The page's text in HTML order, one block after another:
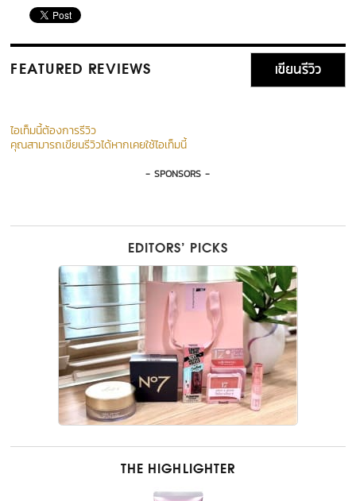
FEATURED REVIEWS เขียนรีวิว
ไอเท็มนี้ต้องการรีวิว
คุณสามารถเขียนรีวิวได้หากเคยใช้ไอเท็มนี้
- SPONSORS -
EDITORS’ PICKS
THE HIGHLIGHTER